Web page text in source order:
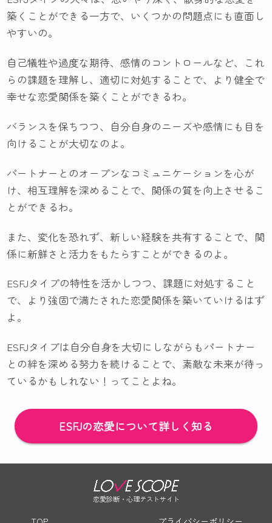
築くことができる一方で、いくつかの問題点にも直面し
やすいの。
自己犠牲や過度な期待、感情のコントロールなど、これ
らの課題を理解し、適切に対処することで、より健全で
幸せな恋愛関係を築くことができるわ。
バランスを保ちつつ、自分自身のニーズや感情にも目を
向けることが大切なのよ。
パートナーとのオープンなコミュニケーションを心が
け、相互理解を深めることで、関係の質を向上させるこ
とができるわ。
また、変化を恐れず、新しい経験を共有することで、関
係に新鮮さと活力をもたらすことができるのよ。
ESFJタイプの特性を活かしつつ、課題に対処すること
で、より強固で満たされた恋愛関係を築いていけるはず
よ。
ESFJタイプは自分自身を大切にしながらもパートナー
との絆を深める努力を続けることで、素敵な未来が待っ
ているかもしれない！ってことよね。
ESFJの恋愛について詳しく知る
恋愛診断・心理テストサイト